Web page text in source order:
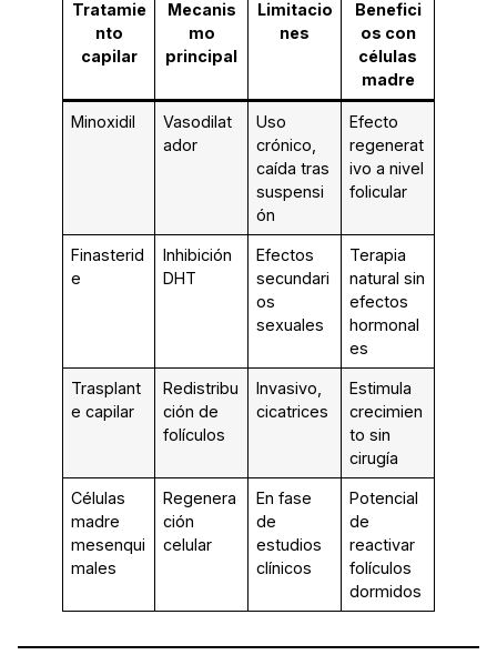
Tratamie
nto
capilar
Mecanis
mo
principal
Limitacio
nes
Benefici
os con
células
madre
Minoxidil
Vasodilat
ador
Uso
crónico,
caída tras
suspensi
ón
Efecto
regenerat
ivo a nivel
folicular
Finasterid
e
Inhibición
DHT
Efectos
secundari
os
sexuales
Terapia
natural sin
efectos
hormonal
es
Trasplant
e capilar
Redistribu
ción de
folículos
Invasivo,
cicatrices
Estimula
crecimien
to sin
cirugía
Células
madre
mesenqui
males
Regenera
ción
celular
En fase
de
estudios
clínicos
Potencial
de
reactivar
folículos
dormidos